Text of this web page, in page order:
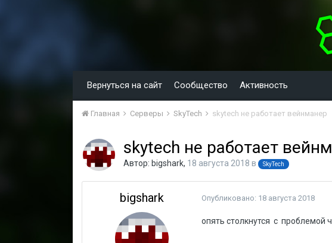
Вернуться на сайт Сообщество Активность
Главная Серверы SkyTech skytech не работает вейнманер
skytech не работает
Автор: bigshark, 18 августа 2018 в SkyTech
bigshark Опубликовано: 18 августа 2018
опять столкнутся с проблемой